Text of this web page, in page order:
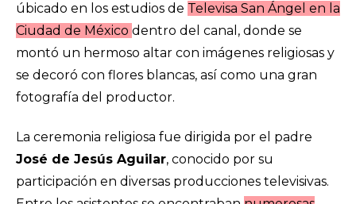
úbicado en los estudios de Televisa San Ángel en la
Ciudad de México dentro del canal, donde se
montó un hermoso altar con imágenes religiosas y
se decoró con flores blancas, así como una gran
fotografía del productor.
La ceremonia religiosa fue dirigida por el padre
José de Jesús Aguilar, conocido por su
participación en diversas producciones televisivas.